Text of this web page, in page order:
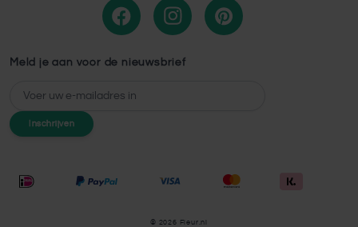
Meld je aan voor de nieuwsbrief
E-mailadres
Inschrijven
© 2026 Fleur.nl